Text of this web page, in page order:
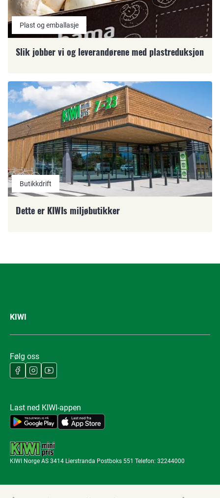
Plast og emballasje
Slik jobber vi og leverandørene med plastreduksjon
Butikkdrift
Dette er KIWIs miljøbutikker
KIWI
Følg oss
Last ned KIWI-appen
KIWI Norge AS 3414 Lierstranda Postboks 551 Telefon: 32244000